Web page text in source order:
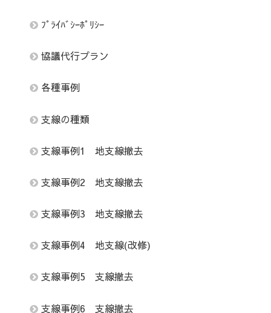
ﾌﾟﾗｲﾊﾞｼｰﾎﾟﾘｼｰ
協議代行プラン
各種事例
支線の種類
支線事例1 地支線撤去
支線事例2 地支線撤去
支線事例3 地支線撤去
支線事例4 地支線(改修)
支線事例5 支線撤去
支線事例6 支線撤去